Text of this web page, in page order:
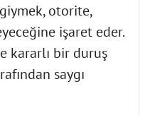
otorite,
işaret eder.
kararlı bir duruş
saygı